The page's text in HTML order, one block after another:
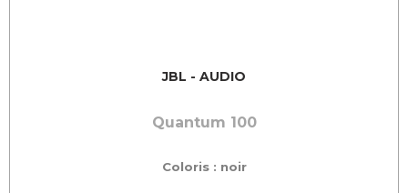
JBL - AUDIO
Quantum 100
Coloris : noir